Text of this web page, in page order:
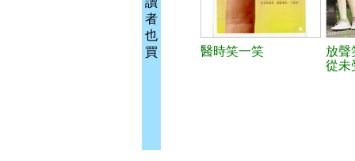
者
也
買
醫時笑一笑
放聲
從未